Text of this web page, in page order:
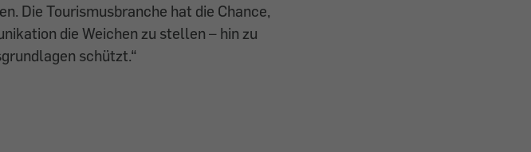
Die Tourismus­branche hat die Chance,
die Weichen zu stellen – hin zu
schützt.“